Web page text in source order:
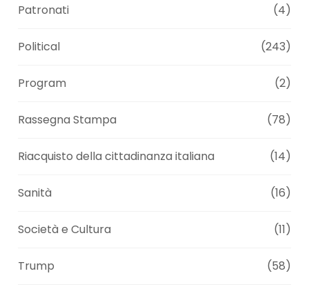
Patronati (4)
Political (243)
Program (2)
Rassegna Stampa (78)
Riacquisto della cittadinanza italiana (14)
Sanità (16)
Società e Cultura (11)
Trump (58)